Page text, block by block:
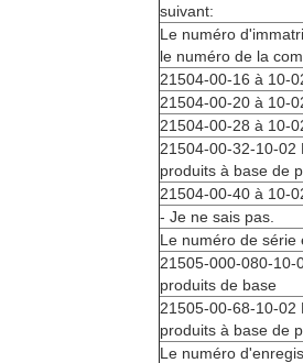
suivant:
Le numéro
le numéro de la
21504-00-16 à 10-
21504-00-20 à 10-
21504-00-28 à 10-
21504-00-32-10-02
produits à base de
21504-00-40 à 10-
- Je ne sais pas.
Le numéro de série
21505-000-080-10-
produits de base
21505-00-68-10-02
produits à base de
Le numéro